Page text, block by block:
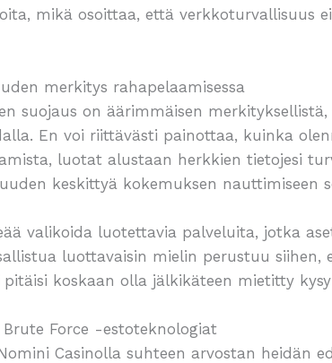
mikä osoittaa, että verkkoturvallisuus
merkitys rahapelaamisessa
suojaus on äärimmäisen
En voi riittävästi painottaa, kuinka
luotat alustaan herkkien tietojesi
keskittyä kokemuksen nauttimiseen
valikoida luotettavia palveluita, jotka
luottavaisin mielin perustuu
pitäisi koskaan olla jälkikäteen mietitty
Brute Force -estoteknologiat
Casinolla suhteen arvostan heidän